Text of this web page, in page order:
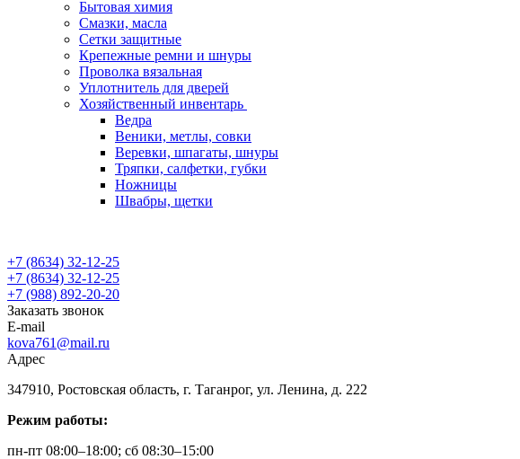
Бытовая химия
Смазки, масла
Сетки защитные
Крепежные ремни и шнуры
Проволка вязальная
Уплотнитель для дверей
Хозяйственный инвентарь
Ведра
Веники, метлы, совки
Веревки, шпагаты, шнуры
Тряпки, салфетки, губки
Ножницы
Швабры, щетки
+7 (8634) 32-12-25
+7 (8634) 32-12-25
+7 (988) 892-20-20
Заказать звонок
E-mail
kova761@mail.ru
Адрес
347910, Ростовская область, г. Таганрог, ул. Ленина, д. 222
Режим работы:
пн-пт 08:00–18:00; сб 08:30–15:00